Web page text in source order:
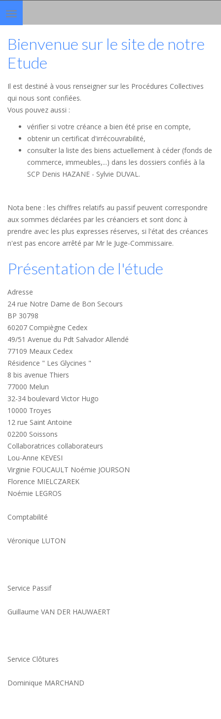
Toggle
navigation
Bienvenue sur le site de notre
Etude
Il est destiné à vous renseigner sur les Procédures Collectives
qui nous sont confiées.
Vous pouvez aussi :
vérifier si votre créance a bien été prise en compte,
obtenir un certificat d'irrécouvrabilité,
consulter la liste des biens actuellement à céder (fonds de
commerce, immeubles,...) dans les dossiers confiés à la
SCP Denis HAZANE - Sylvie DUVAL.
Nota bene : les chiffres relatifs au passif peuvent correspondre
aux sommes déclarées par les créanciers et sont donc à
prendre avec les plus expresses réserves, si l'état des créances
n'est pas encore arrêté par Mr le Juge-Commissaire.
Présentation de l'étude
Adresse
24 rue Notre Dame de Bon Secours
BP 30798
60207 Compiègne Cedex
49/51 Avenue du Pdt Salvador Allendé
77109 Meaux Cedex
Résidence " Les Glycines "
8 bis avenue Thiers
77000 Melun
32-34 boulevard Victor Hugo
10000 Troyes
12 rue Saint Antoine
02200 Soissons
Collaboratrices collaborateurs
Lou-Anne KEVESI
Virginie FOUCAULT Noémie JOURSON
Florence MIELCZAREK
Noémie LEGROS
Comptabilité
Véronique LUTON
Service Passif
Guillaume VAN DER HAUWAERT
Service Clôtures
Dominique MARCHAND